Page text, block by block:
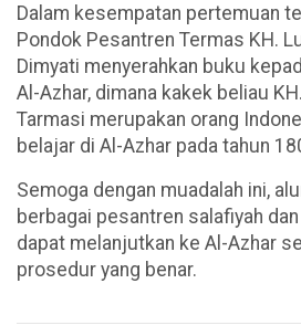
Dalam kesempatan pertemuan
Pondok Pesantren Termas KH.
Dimyati menyerahkan buku
Al-Azhar, dimana kakek beliau
Tarmasi merupakan orang
belajar di Al-Azhar pada tahun
Semoga dengan muadalah ini,
berbagai pesantren salafiyah
dapat melanjutkan ke Al-Azhar
prosedur yang benar.